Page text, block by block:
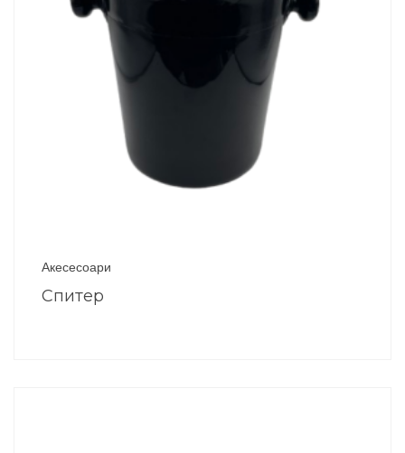
Акесесоари
Спитер